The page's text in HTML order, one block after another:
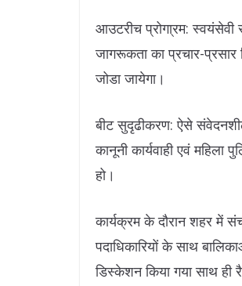
आउटरीच प्रोगा्रम:
जागरूकता का प्रचार-प्रसार
जोडा जायेगा।
बीट सुदृढीकरण: ऐसे
कानूनी कार्यवाही एवं महिला
हो।
कार्यक्रम के दौरान शहर में
पदाधिकारियों के साथ
डिस्केशन किया गया साथ ही